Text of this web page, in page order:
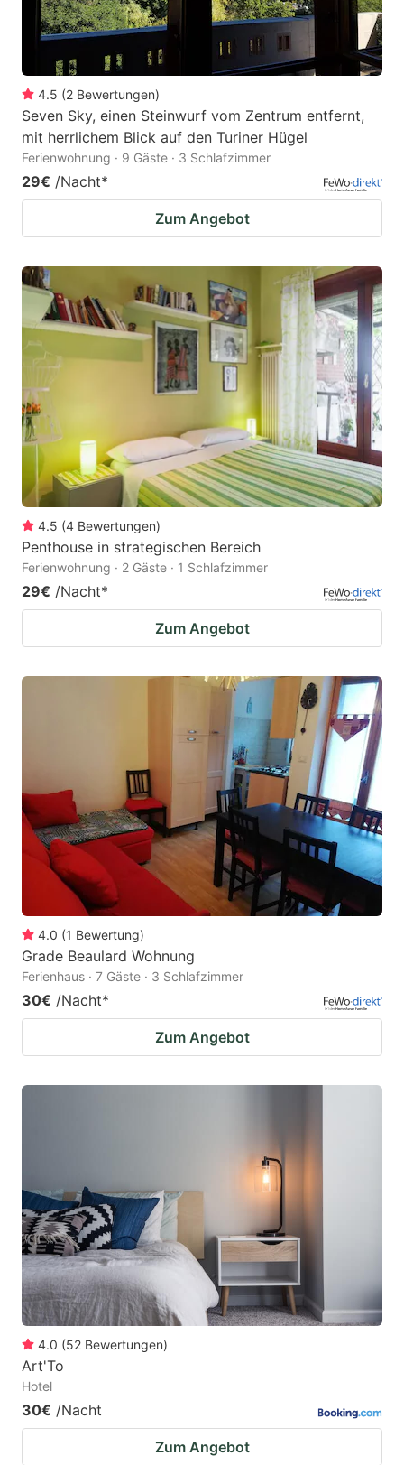
4.5 (2 Bewertungen)
Seven Sky, einen Steinwurf vom Zentrum entfernt,
mit herrlichem Blick auf den Turiner Hügel
Ferienwohnung · 9 Gäste · 3 Schlafzimmer
29€ /Nacht*
Zum Angebot
4.5 (4 Bewertungen)
Penthouse in strategischen Bereich
Ferienwohnung · 2 Gäste · 1 Schlafzimmer
29€ /Nacht*
Zum Angebot
4.0 (1 Bewertung)
Grade Beaulard Wohnung
Ferienhaus · 7 Gäste · 3 Schlafzimmer
30€ /Nacht*
Zum Angebot
4.0 (52 Bewertungen)
Art'To
Hotel
30€ /Nacht
Zum Angebot